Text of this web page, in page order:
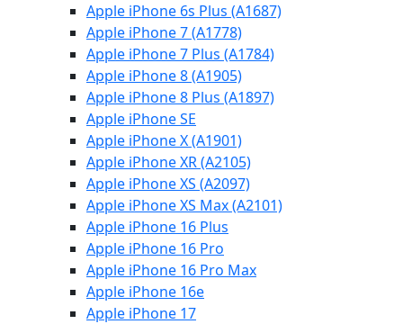
Apple iPhone 6s Plus (A1687)
Apple iPhone 7 (A1778)
Apple iPhone 7 Plus (A1784)
Apple iPhone 8 (A1905)
Apple iPhone 8 Plus (A1897)
Apple iPhone SE
Apple iPhone X (A1901)
Apple iPhone XR (A2105)
Apple iPhone XS (A2097)
Apple iPhone XS Max (A2101)
Apple iPhone 16 Plus
Apple iPhone 16 Pro
Apple iPhone 16 Pro Max
Apple iPhone 16e
Apple iPhone 17